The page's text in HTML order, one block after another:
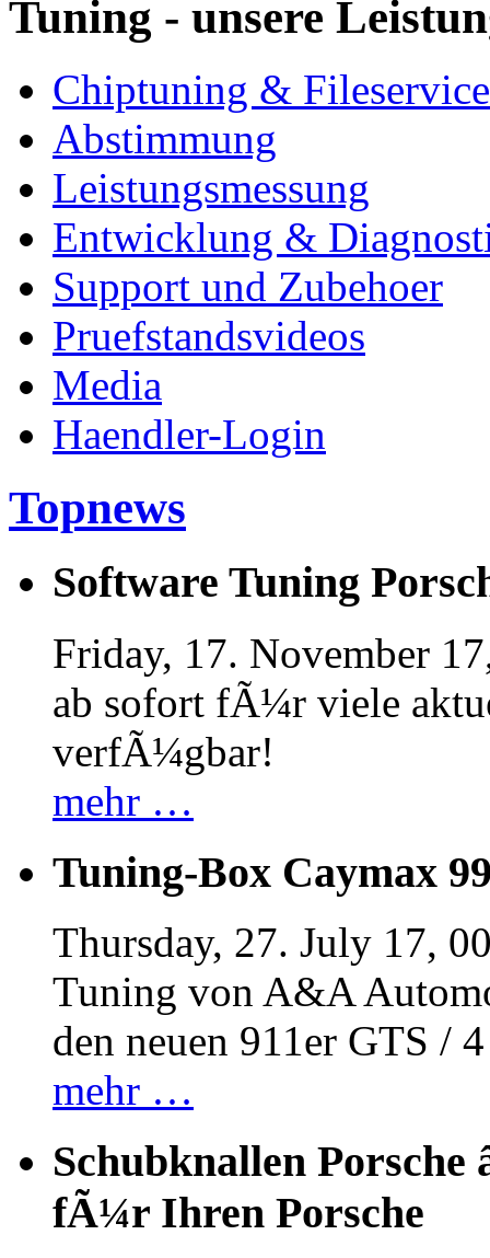
Tuning - unsere
Chiptuning & Fileservice
Abstimmung
Leistungsmessung
Entwicklung &
Support und Zubehoer
Pruefstandsvideos
Media
Haendler-Login
Topnews
Software Tuning
Friday, 17. November
ab sofort fÃ¼r viele
verfÃ¼gbar!
mehr …
Tuning-Box Caymax
Thursday, 27. July 17,
Tuning von A&A
den neuen 911er GTS /
mehr …
Schubknallen Porsche
fÃ¼r Ihren Porsche